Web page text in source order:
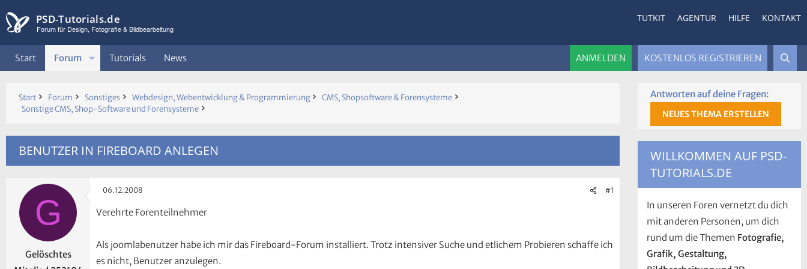
PSD-Tutorials.de
Forum für Design, Fotografie & Bildbearbeitung
TUTKIT AGENTUR HILFE KONTAKT
Start Forum Tutorials News ANMELDEN KOSTENLOS REGISTRIEREN
Start Forum Sonstiges Webdesign, Webentwicklung & Programmierung
CMS, Shopsoftware & Forensysteme
Sonstige CMS, Shop-Software und Forensysteme
BENUTZER IN FIREBOARD ANLEGEN
G
Gelöschtes
06.12.2008 #1
Verehrte Forenteilnehmer
Als joomlabenutzer habe ich mir das Fireboard-Forum installiert. Trotz intensiver Suche und etlichem Probieren schaffe ich
es nicht, Benutzer anzulegen.
Antworten auf deine Fragen:
NEUES THEMA ERSTELLEN
WILLKOMMEN AUF PSD-
TUTORIALS.DE
In unseren Foren vernetzt du dich
mit anderen Personen, um dich
rund um die Themen Fotografie,
Grafik, Gestaltung,